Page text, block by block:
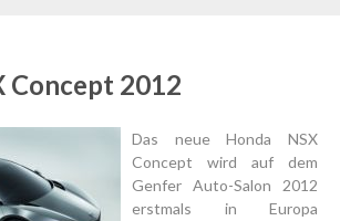
Concept 2012
Das neue Honda NSX
Concept wird auf dem
Genfer Auto-Salon 2012
erstmals in Europa